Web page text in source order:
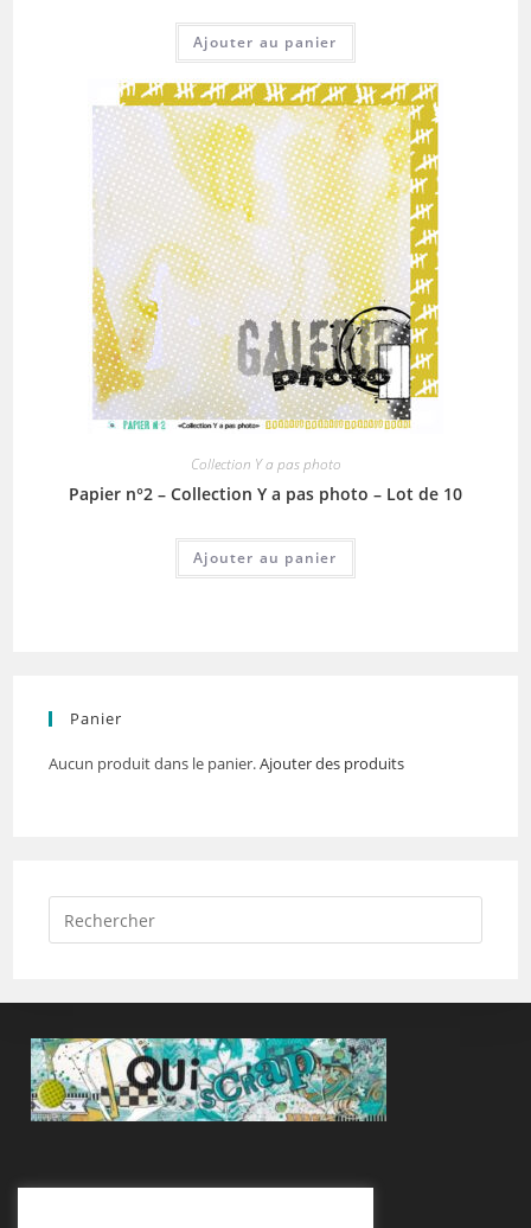
Ajouter au panier
Collection Y a pas photo
Papier n°2 – Collection Y a pas photo – Lot de 10
Ajouter au panier
Panier
Aucun produit dans le panier.Ajouter des produits